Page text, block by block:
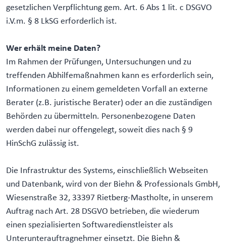
gesetzlichen Verpflichtung gem. Art. 6 Abs 1 lit. c DSGVO
i.V.m. § 8 LkSG erforderlich ist.
Wer erhält meine Daten?
Im Rahmen der Prüfungen, Untersuchungen und zu
treffenden Abhilfemaßnahmen kann es erforderlich sein,
Informationen zu einem gemeldeten Vorfall an externe
Berater (z.B. juristische Berater) oder an die zuständigen
Behörden zu übermitteln. Personenbezogene Daten
werden dabei nur offengelegt, soweit dies nach § 9
HinSchG zulässig ist.
Die Infrastruktur des Systems, einschließlich Webseiten
und Datenbank, wird von der Biehn & Professionals GmbH,
Wiesenstraße 32, 33397 Rietberg-Mastholte, in unserem
Auftrag nach Art. 28 DSGVO betrieben, die wiederum
einen spezialisierten Softwaredienstleister als
Unterunterauftragnehmer einsetzt. Die Biehn &